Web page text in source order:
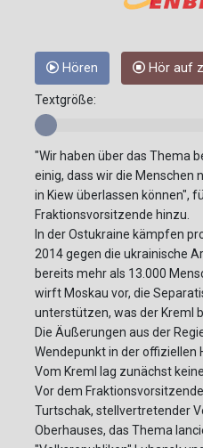
Hören Hör auf
Textgröße:
"Wir haben über das Thema
einig, dass wir die Menschen
in Kiew überlassen können",
Fraktionsvorsitzende hinzu.
In der Ostukraine kämpfen
2014 gegen die ukrainische
bereits mehr als 13.000
wirft Moskau vor, die
unterstützen, was der Kreml
Die Äußerungen aus der
Wendepunkt in der offiziellen
Vom Kreml lag zunächst
Vor dem
Turtschak, stellvertretender
Oberhauses, das Thema